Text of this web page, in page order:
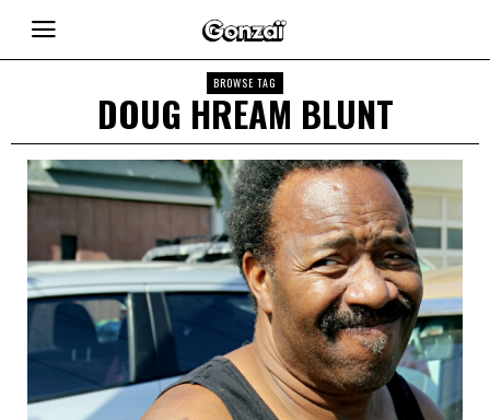
BROWSE TAG
DOUG HREAM BLUNT